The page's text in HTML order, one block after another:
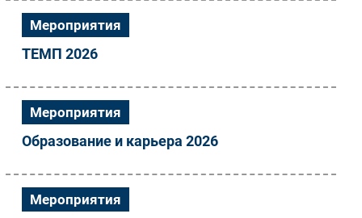
Рынок ПК
Маркетинг
Торговые сети
ПО
Outsourcing
Кадры
Регулирование
Финансы
Мероприятия
ТЕМП 2026
Мероприятия
Образование и карьера 2026
Мероприятия